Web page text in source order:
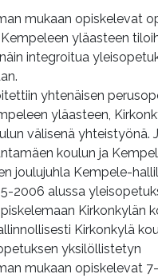
mukaan opiskelevat
yläasteen
integroitua
yhtenäisen
yläasteen,
välisenä yhteistyönä.
koulun ja
joulujuhla Kempele-
2006 alussa
Kirkonkylän
Kirkonkylä
yksilöllistetyn
mukaan opiskelevat